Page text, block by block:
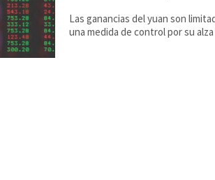
Las ganancias del yuan son
una medida de control por su